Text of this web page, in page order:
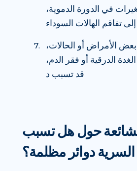
في الدورة الدموية،
بعض الأمراض أو الحالات،
الدرقية أو فقر الدم،
قد تسبب د
الشائعة حول هل تسبب
السرية دوائر مظلمة؟